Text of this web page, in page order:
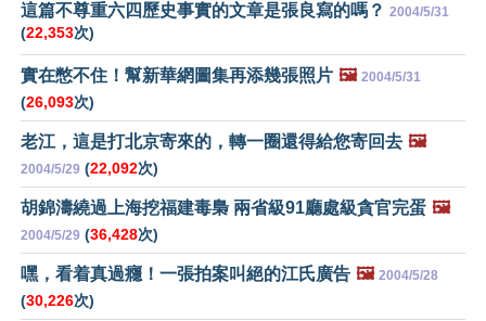
這篇不尊重六四歷史事實的文章是張良寫的嗎？ 2004/5/31
(22,353次)
實在憋不住！幫新華網圖集再添幾張照片 🖼️ 2004/5/31
(26,093次)
老江，這是打北京寄來的，轉一圈還得給您寄回去 🖼️
2004/5/29 (22,092次)
胡錦濤繞過上海挖福建毒梟 兩省級91廳處級貪官完蛋 🖼️
2004/5/29 (36,428次)
嘿，看着真過癮！一張拍案叫絕的江氏廣告 🖼️ 2004/5/28
(30,226次)